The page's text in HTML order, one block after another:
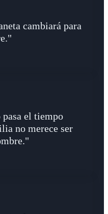
cambiará para
el tiempo
no merece ser